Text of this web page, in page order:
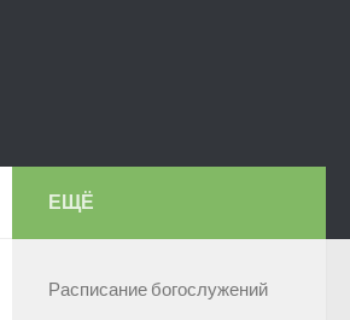
ЕЩЁ
Расписание богослужений